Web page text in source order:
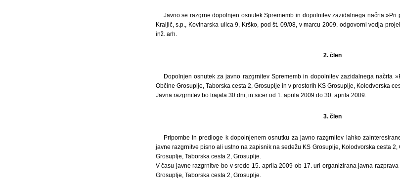
Javno se razgrne dopolnjen osnutek Sprememb in dopolnitev zazidalnega načrta »Pri
Kraljič, s.p., Kovinarska ulica 9, Krško, pod št. 09/08, v marcu 2009, odgovorni vodja
inž. arh.
2. člen
Dopolnjen osnutek za javno razgrnitev Sprememb in dopolnitev zazidalnega načrta
Občine Grosuplje, Taborska cesta 2, Grosuplje in v prostorih KS Grosuplje, Kolodvorska
Javna razgrnitev bo trajala 30 dni, in sicer od 1. aprila 2009 do 30. aprila 2009.
3. člen
Pripombe in predloge k dopolnjenem osnutku za javno razgrnitev lahko
javne razgrnitve pisno ali ustno na zapisnik na sedežu KS Grosuplje, Kolodvorska cesta
Grosuplje, Taborska cesta 2, Grosuplje.
V času javne razgrnitve bo v sredo 15. aprila 2009 ob 17. uri organizirana javna
Grosuplje, Taborska cesta 2, Grosuplje.